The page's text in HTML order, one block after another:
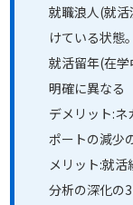
就職浪人(就
けている状態
就活留年(在
明確に異なる
デメリット:
ポートの減少
メリット:就
分析の深化の